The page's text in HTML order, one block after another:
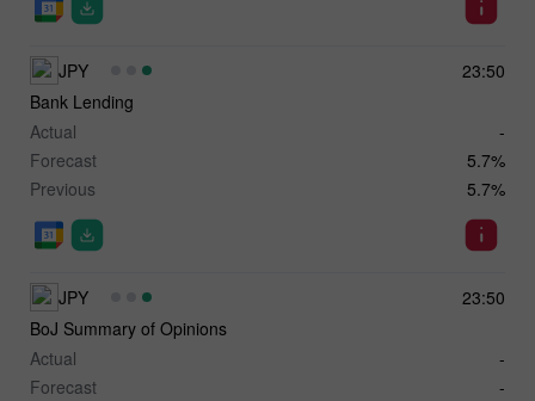
23:50
JPY
Bank Lending
Actual
-
Forecast
5.7%
Previous
5.7%
23:50
JPY
BoJ Summary of Opinions
Actual
-
Forecast
-